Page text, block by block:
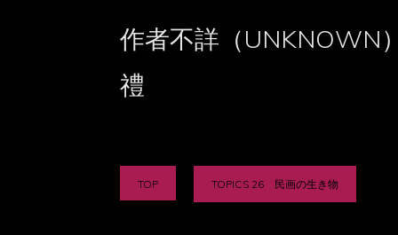
作者不詳（UNKNOWN
禮
TOP TOPICS 26 民画の生き物